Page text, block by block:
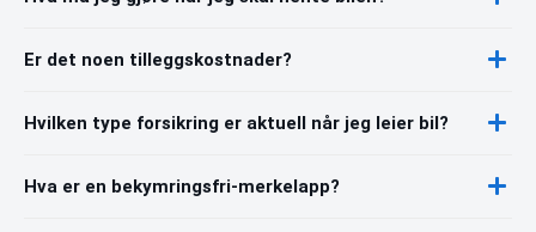
Er det noen tilleggskostnader?
Hvilken type forsikring er aktuell når jeg leier bil?
Hva er en bekymringsfri-merkelapp?